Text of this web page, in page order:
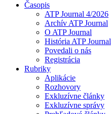
Časopis
ATP Journal 4/2026
Archív ATP Journal
O ATP Journal
História ATP Journal
Povedali o nás
Registrácia
Rubriky
Aplikácie
Rozhovory
Exkluzívne články
Exkluzívne správy